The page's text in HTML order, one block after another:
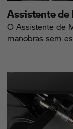
Assistente
O Assistente de
manobras sem